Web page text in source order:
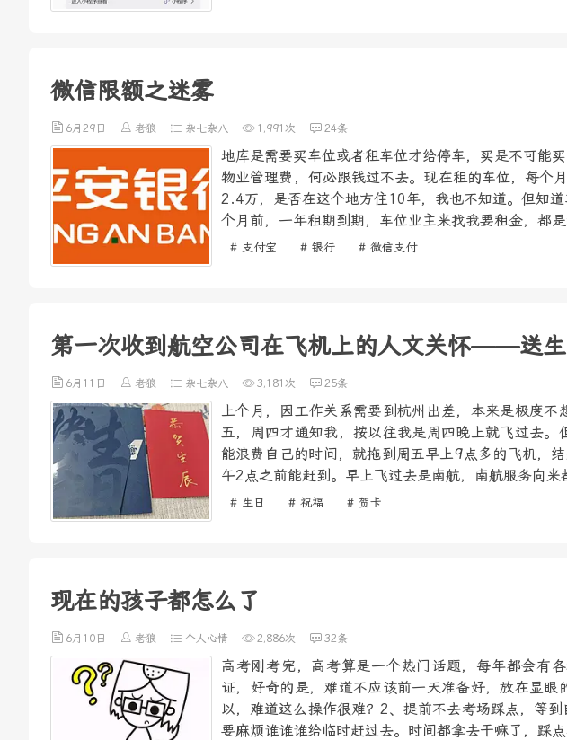
微信限额之迷雾
6月29日 老狼 杂七杂八 1,991次 24条
地库是需要买车位或者租车位才给停车，买是不可能
物业管理费，何必跟钱过不去。现在租的车位，每
2.4万，是否在这个地方住10年，我也不知道。但知
个月前，一年租期到期，车位业主来找我要租金，都
# 支付宝 # 银行 # 微信支付
第一次收到航空公司在飞机上的人文关怀——送
6月11日 老狼 杂七杂八 3,181次 25条
上个月，因工作关系需要到杭州出差，本来是极度
五，周四才通知我，按以往我是周四晚上就飞过去
能浪费自己的时间，就拖到周五早上9点多的飞机，
午2点之前能赶到。早上飞过去是南航，南航服务向
# 生日 # 祝福 # 贺卡
现在的孩子都怎么了
6月10日 老狼 个人心情 2,886次 32条
高考刚考完，高考算是一个热门话题，每年都会有
证，好奇的是，难道不应该前一天准备好，放在显
以，难道这么操作很难？2、提前不去考场踩点，等
要麻烦谁谁谁给临时赶过去。时间都拿去干嘛了，踩